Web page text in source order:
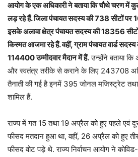
आयोग के एक अधिकारी ने बताया कि चौथे चरण में
लड़ रहे हैं. जिला पंचायत सदस्य की 738 सीटों पर
इसके अलावा क्षेत्र पंचायत सदस्य की 18356
किस्मत आजमा रहे हैं. वहीं, ग्राम पंचायत वार्ड
114400 उम्मीदवार मैदान में हैं.उन्होंने बताया कि
और स्वतंत्र तरीके से कराने के लिए 243708
तैनाती की गई है इनमें 395 जोनल मजिस्ट्रेट
शामिल हैं.
राज्य में गत 15 तथा 19 अप्रैल को हुए पहले एवं
फीसद मतदान हुआ था, वहीं, 26 अप्रैल को हुए
फीसद वोट पड़े थे. राज्य निर्वाचन आयोग ने